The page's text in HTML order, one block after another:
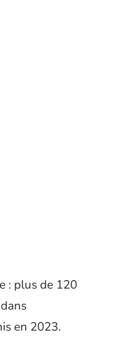
: plus de 120
en 2023.